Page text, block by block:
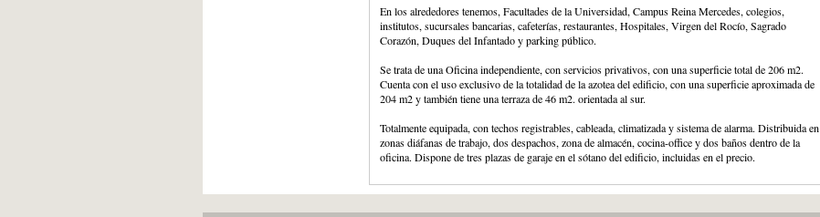
En los alrededores tenemos, Facultades de la Universidad, Campus Reina Mercedes, colegios,
institutos, sucursales bancarias, cafeterías, restaurantes, Hospitales, Virgen del Rocío, Sagrado
Corazón, Duques del Infantado y parking público.
Se trata de una Oficina independiente, con servicios privativos, con una superficie total de 206 m2.
Cuenta con el uso exclusivo de la totalidad de la azotea del edificio, con una superficie aproximada de
204 m2 y también tiene una terraza de 46 m2. orientada al sur.
Totalmente equipada, con techos registrables, cableada, climatizada y sistema de alarma. Distribuida en
zonas diáfanas de trabajo, dos despachos, zona de almacén, cocina-office y dos baños dentro de la
oficina. Dispone de tres plazas de garaje en el sótano del edificio, incluidas en el precio.